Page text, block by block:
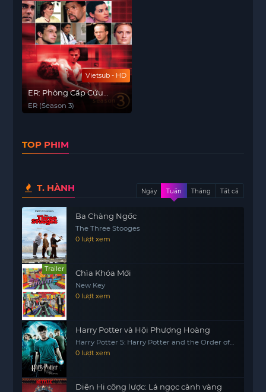
Vietsub - HD
ER: Phòng Cấp Cứu
(Phần 3)
ER (Season 3)
TOP PHIM
T. HÀNH Ngày Tuần Tháng Tất cả
Ba Chàng Ngốc
The Three Stooges
0 lượt xem
Trailer Chìa Khóa Mới
New Key
0 lượt xem
Harry Potter và Hội Phượng Hoàng
Harry Potter 5: Harry Potter and the Order of
the Phoenix
0 lượt xem
Diên Hi công lược: Lá ngọc cành vàng